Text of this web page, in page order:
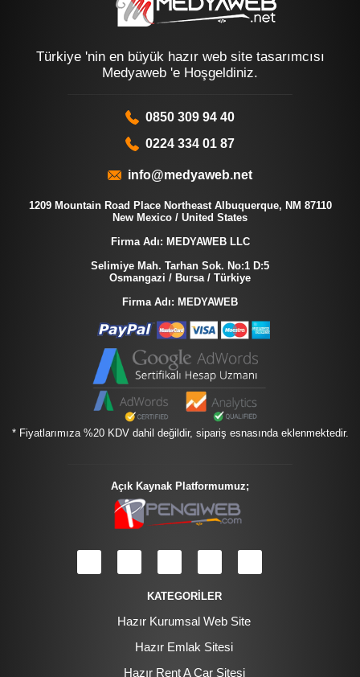
Türkiye 'nin en büyük hazır web site tasarımcısı
Medyaweb 'e Hoşgeldiniz.
0850 309 94 40
0224 334 01 87
info@medyaweb.net
1209 Mountain Road Place Northeast Albuquerque, NM 87110
New Mexico / United States
Firma Adı: MEDYAWEB LLC
Selimiye Mah. Tarhan Sok. No:1 D:5
Osmangazi / Bursa / Türkiye
Firma Adı: MEDYAWEB
* Fiyatlarımıza %20 KDV dahil değildir, sipariş esnasında eklenmektedir.
Açık Kaynak Platformumuz;
KATEGORİLER
Hazır Kurumsal Web Site
Hazır Emlak Sitesi
Hazır Rent A Car Sitesi